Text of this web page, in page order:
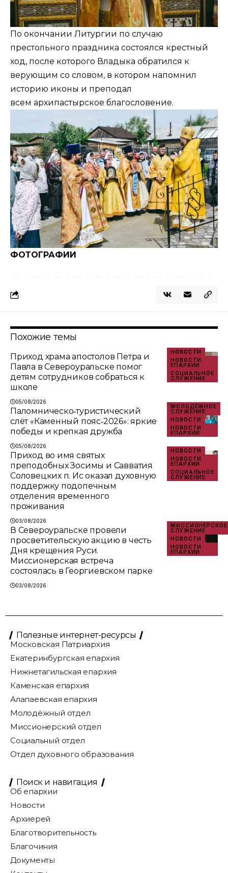
По окончании Литургии по случаю
престольного праздника состоялся крестный
ход, после которого Владыка обратился к
верующим со словом, в котором напомнил
историю иконы и преподал
всем архипастырское благословение.
ФОТОГРАФИИ
Похожие темы
НОВОСТИ
НОВОСТИ
ЕПАРХИИ
СОЦИАЛЬНОЕ
СЛУЖЕНИЕ
Приход храма апостолов Петра и
Павла в Североуральске помог
детям сотрудников собраться к
школе
05/08/2026
МОЛОДЁЖНОЕ
СЛУЖЕНИЕ
НОВОСТИ
НОВОСТИ
ЕПАРХИИ
Паломническо‑туристический
слёт «Каменный пояс‑2026»: яркие
победы и крепкая дружба
05/08/2026
НОВОСТИ
НОВОСТИ
ЕПАРХИИ
СОЦИАЛЬНОЕ
СЛУЖЕНИЕ
Приход во имя святых
преподобных Зосимы и Савватия
Соловецких п. Ис оказал духовную
поддержку подопечным
отделения временного
проживания
03/08/2026
МИССИОНЕРСКОЕ
СЛУЖЕНИЕ
НОВОСТИ
НОВОСТИ
ЕПАРХИИ
В Североуральске провели
просветительскую акцию в честь
Дня крещения Руси.
Миссионерская встреча
состоялась в Георгиевском парке
03/08/2026
Полезные интернет-ресурсы
Московская Патриархия
Екатеринбургская епархия
Нижнетагильская епархия
Каменская епархия
Алапаевская епархия
Молодёжный отдел
Миссионерский отдел
Социальный отдел
Отдел духовного образования
Поиск и навигация
Об епархии
Новости
Архиерей
Благотворительность
Благочиния
Документы